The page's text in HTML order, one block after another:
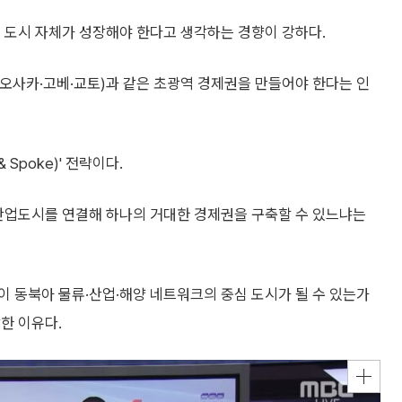
시 자체가 성장해야 한다고 생각하는 경향이 강하다.
카·고베·교토)과 같은 초광역 경제권을 만들어야 한다는 인
Spoke)' 전략이다.
도시를 연결해 하나의 거대한 경제권을 구축할 수 있느냐는
북아 물류·산업·해양 네트워크의 중심 도시가 될 수 있는가
이유다.